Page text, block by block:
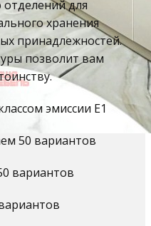
для
хранения
принадлежностей.
позволит вам
эмиссии Е1
50 вариантов
вариантов